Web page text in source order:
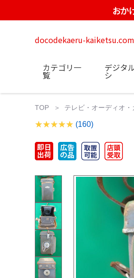
おか
docodekaeru-kaiketsu.com
カテゴリ一
覧
デジタ
シ
TOP テレビ・オーディオ・
(160)